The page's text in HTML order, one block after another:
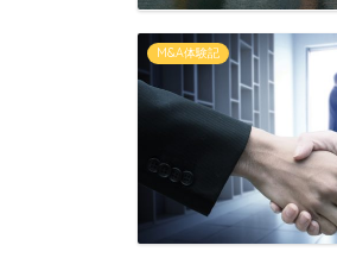
M&A体験記